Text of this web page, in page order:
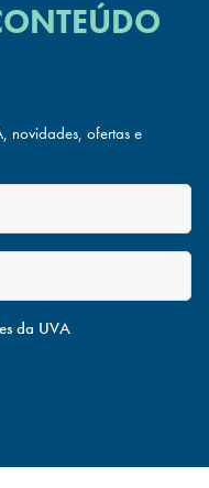
novidades, ofertase
da UVA